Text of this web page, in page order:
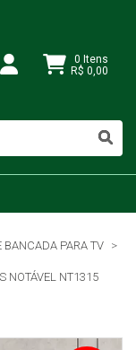
0 Itens
R$ 0,00
BANCADA PARA TV
NOTÁVEL NT1315